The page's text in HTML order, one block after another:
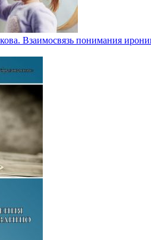
Взаимосвязь понимания